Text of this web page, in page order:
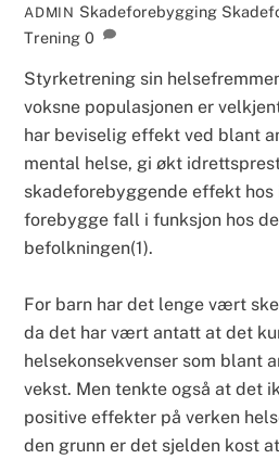
ADMIN Skadeforebygging
Trening 0
Styrketrening sin
voksne populasjonen er
har beviselig effekt ved blant
mental helse, gi økt
skadeforebyggende effekt
forebygge fall i funksjon hos
befolkningen(1).
For barn har det lenge vært
da det har vært antatt at det
helsekonsekvenser som blant
vekst. Men tenkte også at det
positive effekter på verken
den grunn er det sjelden kost